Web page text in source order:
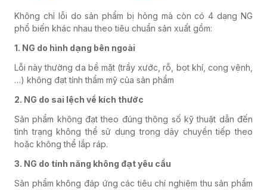
Không chỉ lỗi do sản phẩm bị hỏng mà còn có 4 dạng NG
phổ biến khác nhau theo tiêu chuẩn sản xuất gồm:
1. NG do hình dạng bên ngoài
Lỗi này thường da bề mặt (trầy xước, rỗ, bọt khí, cong vệnh,
…) không đạt tính thẩm mỹ của sản phẩm
2. NG do sai lệch về kích thước
Sản phẩm không đạt theo đúng thông số kỹ thuật dẫn đến
tình trạng không thể sử dụng trong dây chuyền tiếp theo
hoặc không thể lắp ráp.
3. NG do tính năng không đạt yêu cầu
Sản phẩm không đáp ứng các tiêu chí nghiệm thu sản phẩm